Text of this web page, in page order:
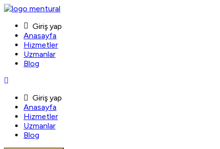
Skip
contentGiriş yap
Anasayfa
Hizmetler
Uzmanlar
Blog
Giriş yap
Anasayfa
Hizmetler
Uzmanlar
Blog